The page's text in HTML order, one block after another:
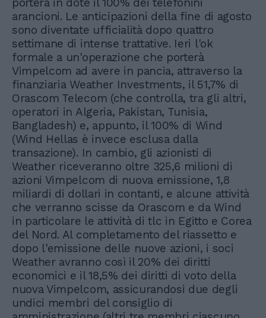
porterà in dote il 100% dei telefonini
arancioni. Le anticipazioni della fine di agosto
sono diventate ufficialità dopo quattro
settimane di intense trattative. Ieri l'ok
formale a un'operazione che porterà
Vimpelcom ad avere in pancia, attraverso la
finanziaria Weather Investments, il 51,7% di
Orascom Telecom (che controlla, tra gli altri,
operatori in Algeria, Pakistan, Tunisia,
Bangladesh) e, appunto, il 100% di Wind
(Wind Hellas è invece esclusa dalla
transazione). In cambio, gli azionisti di
Weather riceveranno oltre 325,6 milioni di
azioni Vimpelcom di nuova emissione, 1,8
miliardi di dollari in contanti, e alcune attività
che verranno scisse da Orascom e da Wind
in particolare le attività di tlc in Egitto e Corea
del Nord. Al completamento del riassetto e
dopo l'emissione delle nuove azioni, i soci
Weather avranno così il 20% dei diritti
economici e il 18,5% dei diritti di voto della
nuova Vimpelcom, assicurandosi due degli
undici membri del consiglio di